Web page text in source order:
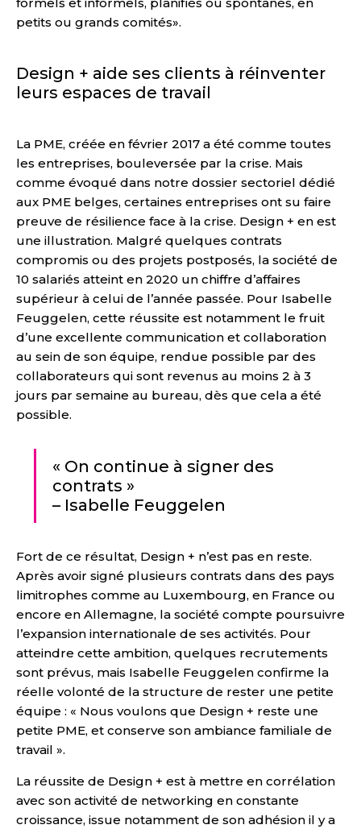
petits ou grands comités».
Design + aide ses clients à réinventer
leurs espaces de travail
La PME, créée en février 2017 a été comme toutes
les entreprises, bouleversée par la crise. Mais
comme évoqué dans notre dossier sectoriel dédié
aux PME belges, certaines entreprises ont su faire
preuve de résilience face à la crise. Design + en est
une illustration. Malgré quelques contrats
compromis ou des projets postposés, la société de
10 salariés atteint en 2020 un chiffre d’affaires
supérieur à celui de l’année passée. Pour Isabelle
Feuggelen, cette réussite est notamment le fruit
d’une excellente communication et collaboration
au sein de son équipe, rendue possible par des
collaborateurs qui sont revenus au moins 2 à 3
jours par semaine au bureau, dès que cela a été
possible.
« On continue à signer des
contrats »
– Isabelle Feuggelen
Fort de ce résultat, Design + n’est pas en reste.
Après avoir signé plusieurs contrats dans des pays
limitrophes comme au Luxembourg, en France ou
encore en Allemagne, la société compte poursuivre
l’expansion internationale de ses activités. Pour
atteindre cette ambition, quelques recrutements
sont prévus, mais Isabelle Feuggelen confirme la
réelle volonté de la structure de rester une petite
équipe : « Nous voulons que Design + reste une
petite PME, et conserve son ambiance familiale de
travail ».
La réussite de Design + est à mettre en corrélation
avec son activité de networking en constante
croissance, issue notamment de son adhésion il y a